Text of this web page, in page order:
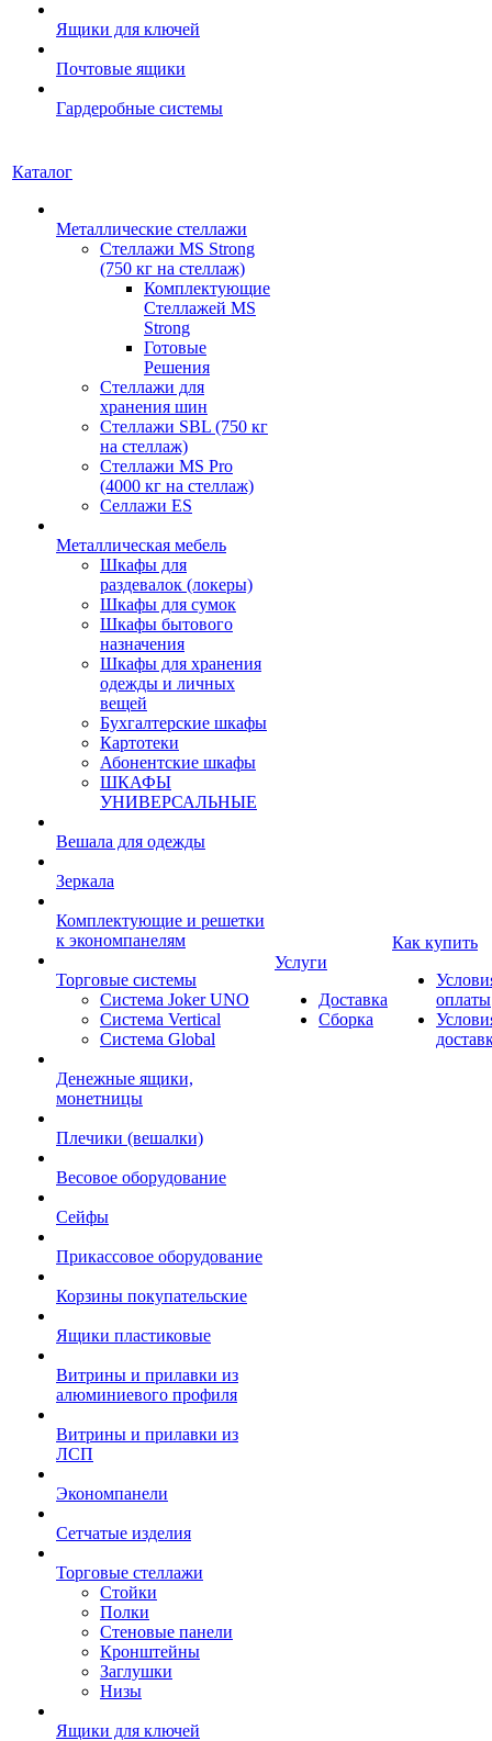
Ящики для ключей
Почтовые ящики
Гардеробные системы
Каталог
Металлические стеллажи
Стеллажи MS Strong
(750 кг на стеллаж)
Комплектующие
Стеллажей MS
Strong
Готовые
Решения
Стеллажи для
хранения шин
Стеллажи SBL (750 кг
на стеллаж)
Стеллажи MS Pro
(4000 кг на стеллаж)
Селлажи ES
Металлическая мебель
Шкафы для
раздевалок (локеры)
Шкафы для сумок
Шкафы бытового
назначения
Шкафы для хранения
одежды и личных
вещей
Бухгалтерские шкафы
Картотеки
Абонентские шкафы
ШКАФЫ
УНИВЕРСАЛЬНЫЕ
Вешала для одежды
Зеркала
Комплектующие и решетки
к экономпанелям
Торговые системы
Система Joker UNO
Система Vertical
Система Global
Денежные ящики,
монетницы
Плечики (вешалки)
Весовое оборудование
Сейфы
Прикассовое оборудование
Корзины покупательские
Ящики пластиковые
Витрины и прилавки из
алюминиевого профиля
Витрины и прилавки из
ЛСП
Экономпанели
Сетчатые изделия
Торговые стеллажи
Стойки
Полки
Стеновые панели
Кронштейны
Заглушки
Низы
Ящики для ключей
Услуги
Доставка
Сборка
Как купить
оплаты